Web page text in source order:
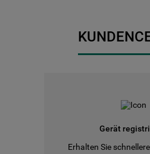
Gerät
Erhalten Sie